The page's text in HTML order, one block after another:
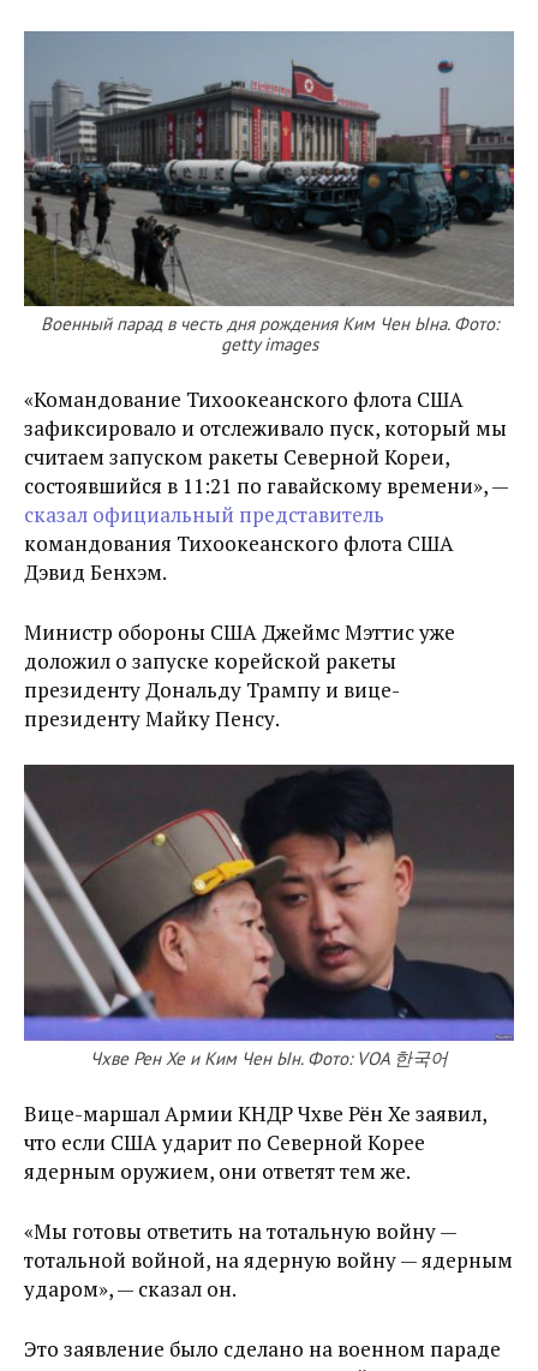
Военный парад в честь дня рождения Ким Чен Ына. Фото:
getty images
«Командование Тихоокеанского флота США
зафиксировало и отслеживало пуск, который мы
считаем запуском ракеты Северной Кореи,
состоявшийся в 11:21 по гавайскому времени», —
сказал официальный представитель
командования Тихоокеанского флота США
Дэвид Бенхэм.
Министр обороны США Джеймс Мэттис уже
доложил о запуске корейской ракеты
президенту Дональду Трампу и вице-
президенту Майку Пенсу.
Чхве Рен Хе и Ким Чен Ын. Фото: VOA 한국어
Вице-маршал Армии КНДР Чхве Рён Хе заявил,
что если США ударит по Северной Корее
ядерным оружием, они ответят тем же.
«Мы готовы ответить на тотальную войну —
тотальной войной, на ядерную войну — ядерным
ударом», — сказал он.
Это заявление было сделано на военном параде